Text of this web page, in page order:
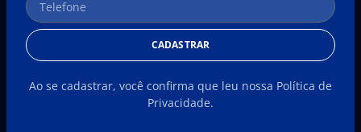
CADASTRAR
Ao se cadastrar, você confirma que leu nossa Política de
Privacidade.